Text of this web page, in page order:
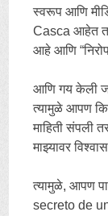
स्वरूप आणि
Casca आहेत
आहे आणि
आणि गय केली
त्यामुळे आपण
माहिती संपली
माझ्यावर
त्यामुळे, आपण
secreto de